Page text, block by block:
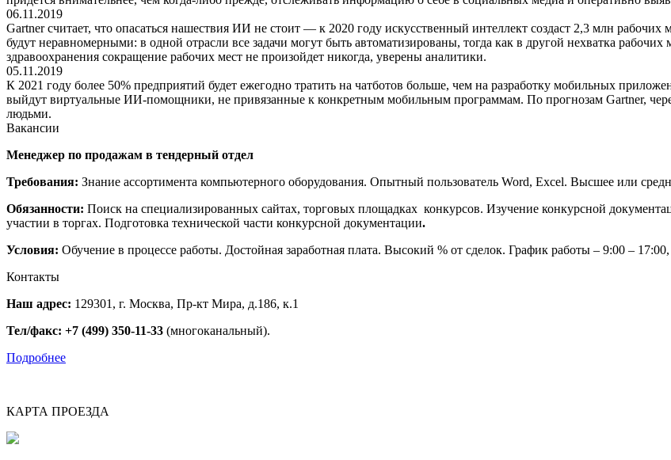
06.11.2019
Gartner считает, что опасаться нашествия ИИ не стоит — к 2020 году искусственный интеллект создаст 2,3 млн
будут неравномерными: в одной отрасли все задачи могут быть автоматизированы, тогда как в другой нехватка
здравоохранения сокращение рабочих мест не произойдет никогда, уверены аналитики.
05.11.2019
К 2021 году более 50% предприятий будет ежегодно тратить на чатботов больше, чем на разработку мобильных
выйдут виртуальные ИИ-помощники, не привязанные к конкретным мобильным программам. По прогнозам Gartner,
людьми.
Вакансии
Менеджер по продажам в тендерный отдел
Требования: Знание ассортимента компьютерного оборудования. Опытный пользователь Word, Excel. Высшее или
Обязанности: Поиск на специализированных сайтах, торговых площадках конкурсов. Изучение конкурсной
участии в торгах. Подготовка технической части конкурсной документации.
Условия: Обучение в процессе работы. Достойная заработная плата. Высокий % от сделок. График работы – 9:00 –
Контакты
Наш адрес: 129301, г. Москва, Пр-кт Мира, д.186, к.1
Тел/факс: +7 (499) 350-11-33 (многоканальный).
Подробнее
КАРТА ПРОЕЗДА